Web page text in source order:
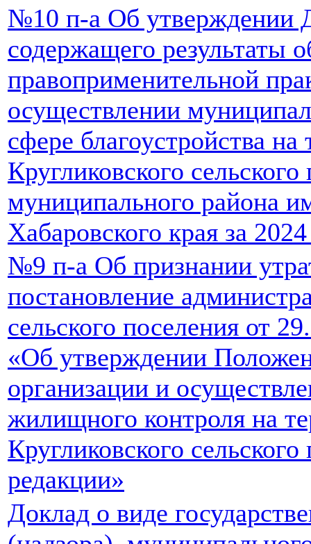
№10 п-а Об утверждении
содержащего результаты
правоприменительной
осуществлении
сфере благоустройства на
Кругликовского
муниципального района
Хабаровского края за
№9 п-а Об признании
постановление
сельского поселения от
«Об утверждении
организации и
жилищного контроля на
Кругликовского
редакции»
Доклад о виде